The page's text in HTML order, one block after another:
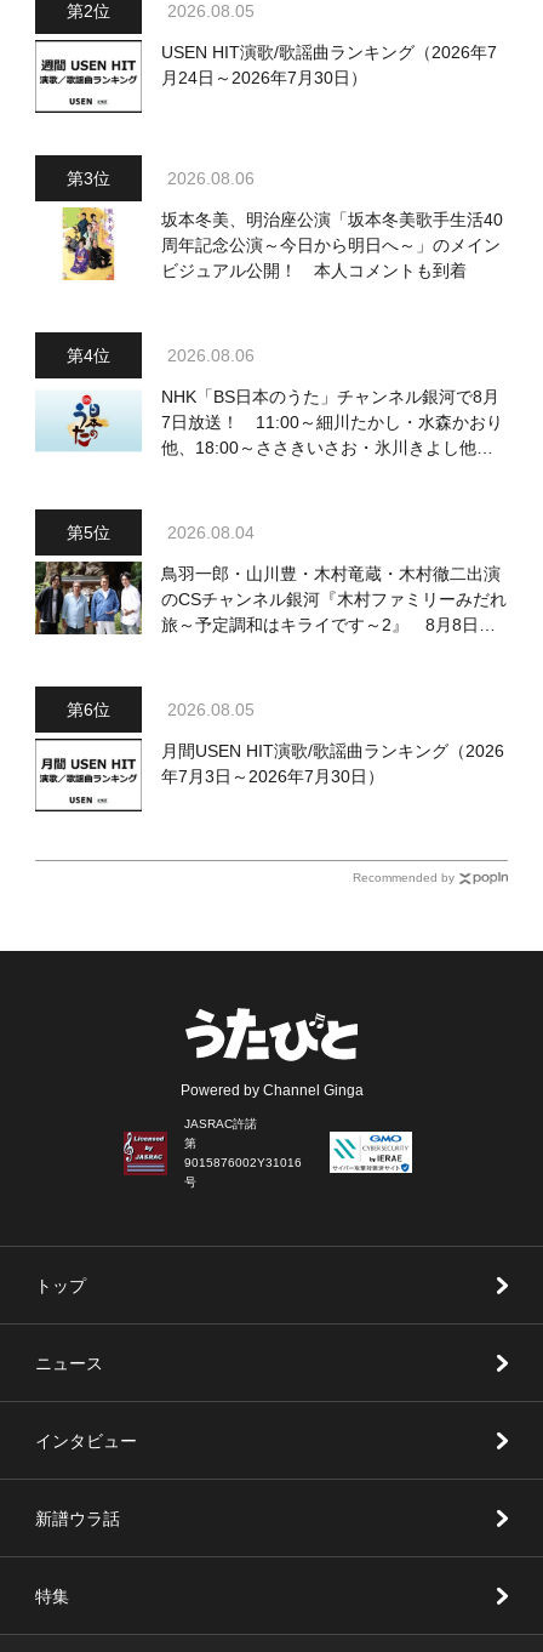
2026.08.05
USEN HIT演歌/歌謡曲ランキング（2026年7
月24日～2026年7月30日）
2026.08.06
坂本冬美、明治座公演「坂本冬美歌手生活40
周年記念公演～今日から明日へ～」のメイン
ビジュアル公開！ 本人コメントも到着
2026.08.06
NHK「BS日本のうた」チャンネル銀河で8月
7日放送！ 11:00～細川たかし・水森かおり
他、18:00～ささきいさお・氷川きよし他登
2026.08.04
鳥羽一郎・山川豊・木村竜蔵・木村徹二出演
のCSチャンネル銀河『木村ファミリーみだれ
旅～予定調和はキライです～2』 8月8日
2026.08.05
月間USEN HIT演歌/歌謡曲ランキング（2026
年7月3日～2026年7月30日）
Recommended by
Powered by Channel Ginga
JASRAC許諾
第
9015876002Y31016
号
トップ
ニュース
インタビュー
新譜ウラ話
特集